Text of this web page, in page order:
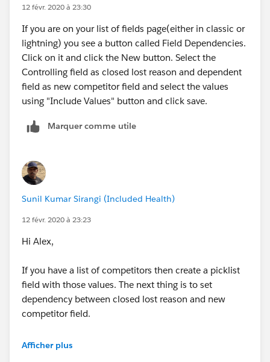
12 févr. 2020 à 23:30
If you are on your list of fields page(either in classic or
lightning) you see a button called Field Dependencies.
Click on it and click the New button. Select the
Controlling field as closed lost reason and dependent
field as new competitor field and select the values
using "Include Values" button and click save.
Marquer comme utile
Sunil Kumar Sirangi (Included Health)
12 févr. 2020 à 23:23
Hi Alex,
If you have a list of competitors then create a picklist
field with those values. The next thing is to set
dependency between closed lost reason and new
competitor field.
Thanks.
Afficher plus